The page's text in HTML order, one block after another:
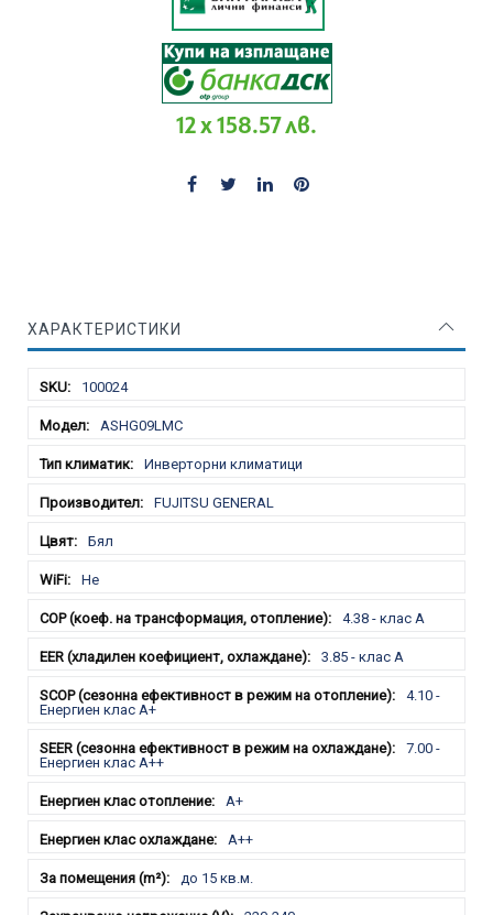
12 x 158.57 лв.
ХАРАКТЕРИСТИКИ
100024
ASHG09LMC
Инверторни климатици
FUJITSU GENERAL
Бял
Не
4.38 - клас А
3.85 - клас А
4.10 -
Енергиен клас A+
7.00 -
Енергиен клас A++
A+
A++
до 15 кв.м.